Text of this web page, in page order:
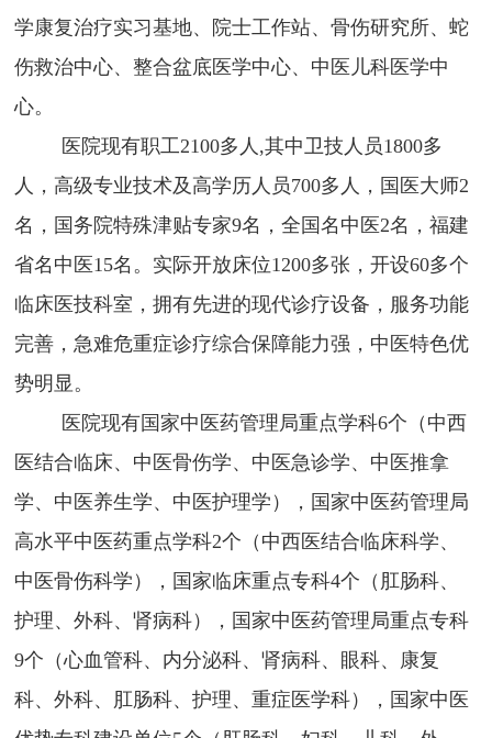
学康复治疗实习基地、院士工作站、骨伤研究所、蛇
伤救治中心、整合盆底医学中心、中医儿科医学中
心。
医院现有职工2100多人,其中卫技人员1800多
人，高级专业技术及高学历人员700多人，国医大师2
名，国务院特殊津贴专家9名，全国名中医2名，福建
省名中医15名。实际开放床位1200多张，开设60多个
临床医技科室，拥有先进的现代诊疗设备，服务功能
完善，急难危重症诊疗综合保障能力强，中医特色优
势明显。
医院现有国家中医药管理局重点学科6个（中西
医结合临床、中医骨伤学、中医急诊学、中医推拿
学、中医养生学、中医护理学），国家中医药管理局
高水平中医药重点学科2个（中西医结合临床科学、
中医骨伤科学）， 国家临床重点专科4个（肛肠科、
护理、外科、肾病科），国家中医药管理局重点专科
9个（心血管科、内分泌科、肾病科、眼科、康复
科、外科、肛肠科、护理、重症医学科）， 国家中医